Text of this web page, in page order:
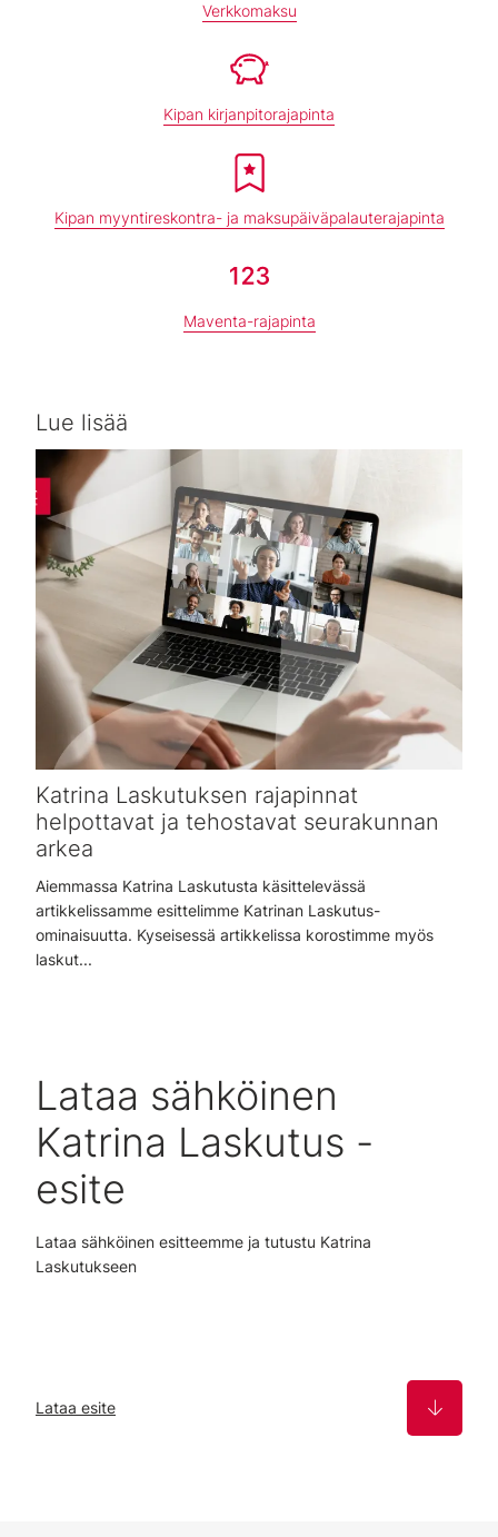
Verkkomaksu
Kipan kirjanpitorajapinta
Kipan myyntireskontra- ja maksupäiväpalauterajapinta
Maventa-rajapinta
Lue lisää
Katrina Laskutuksen rajapinnat
helpottavat ja tehostavat seurakunnan
arkea
Aiemmassa Katrina Laskutusta käsittelevässä
artikkelissamme esittelimme Katrinan Laskutus-
ominaisuutta. Kyseisessä artikkelissa korostimme myös
laskut...
Lataa sähköinen
Katrina Laskutus -
esite
Lataa sähköinen esitteemme ja tutustu Katrina
Laskutukseen
Lataa esite